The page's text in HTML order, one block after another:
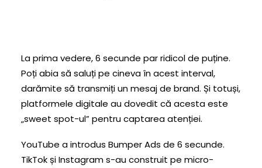
La prima vedere, 6 secunde par ridicol de puține.
Poți abia să saluți pe cineva în acest interval,
darămite să transmiți un mesaj de brand. Și totuși,
platformele digitale au dovedit că acesta este
„sweet spot-ul” pentru captarea atenției.
YouTube a introdus Bumper Ads de 6 secunde.
TikTok și Instagram s-au construit pe micro-